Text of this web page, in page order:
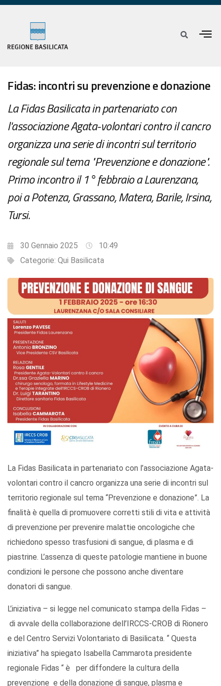
Fidas: incontri su prevenzione e donazione
La Fidas Basilicata in partenariato con
l'associazione Agata-volontari contro il cancro
organizza una serie di incontri sul territorio
regionale sul tema "Prevenzione e donazione".
Primo incontro il 1° febbraio a Laurenzana,
poi a Potenza, Grassano, Matera, Barile, Irsina,
Tursi.
30 Gennaio 2025
10:49
Categorie: Qui Basilicata
La Fidas Basilicata in partenariato con l’associazione Agata-
volontari contro il cancro organizza una serie di incontri sul
territorio regionale sul tema “Prevenzione e donazione”. La
finalità è quella di promuovere corretti stili di vita e attività
di prevenzione per prevenire malattie oncologiche che
richiedono spesso trasfusioni di sangue, di plasma e di
piastrine. L’assenza di queste patologie mantiene in buone
condizioni le persone che possono anche diventare
donatori di sangue.
L’iniziativa – si legge nel comunicato stampa della Fidas –
di avvale della collaborazione dell’IRCCS-CROB di Rionero
e del Centro Servizi Volontariato di Basilicata. “ Questa
iniziativa” ha spiegato Isabella Cammarota presidente
regionale Fidas “ è per diffondere la cultura della
prevenzione e della donazione di sangue, plasma e